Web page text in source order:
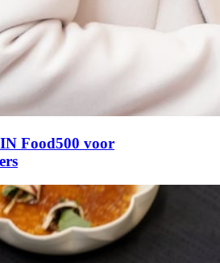
Food500 voor